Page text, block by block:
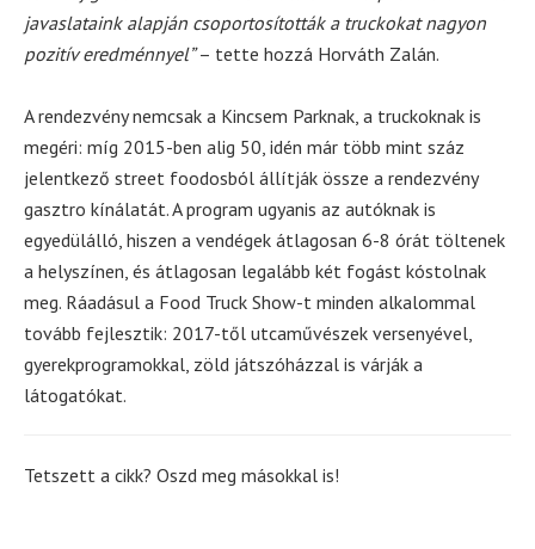
javaslataink alapján csoportosították a truckokat nagyon
pozitív eredménnyel”– tette hozzá Horváth Zalán.
A rendezvény nemcsak a Kincsem Parknak, a truckoknak is
megéri: míg 2015-ben alig 50, idén már több mint száz
jelentkező street foodosból állítják össze a rendezvény
gasztro kínálatát. A program ugyanis az autóknak is
egyedülálló, hiszen a vendégek átlagosan 6-8 órát töltenek
a helyszínen, és átlagosan legalább két fogást kóstolnak
meg. Ráadásul a Food Truck Show-t minden alkalommal
tovább fejlesztik: 2017-től utcaművészek versenyével,
gyerekprogramokkal, zöld játszóházzal is várják a
látogatókat.
Tetszett a cikk? Oszd meg másokkal is!